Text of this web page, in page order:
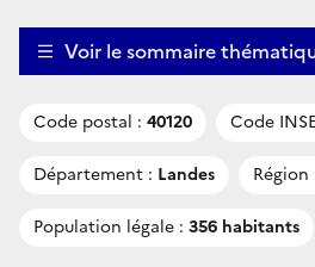
Voir le sommaire
Code postal : 40120 Code
Département : Landes Région
Population légale : 356 habitants